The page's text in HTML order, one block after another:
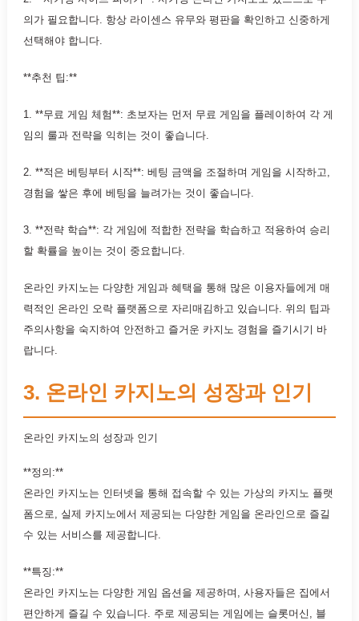
의가 필요합니다. 항상 라이센스 유무와 평판을 확인하고 신중하게
선택해야 합니다.
**추천 팁:**
1. **무료 게임 체험**: 초보자는 먼저 무료 게임을 플레이하여 각 게
임의 룰과 전략을 익히는 것이 좋습니다.
2. **적은 베팅부터 시작**: 베팅 금액을 조절하며 게임을 시작하고,
경험을 쌓은 후에 베팅을 늘려가는 것이 좋습니다.
3. **전략 학습**: 각 게임에 적합한 전략을 학습하고 적용하여 승리
할 확률을 높이는 것이 중요합니다.
온라인 카지노는 다양한 게임과 혜택을 통해 많은 이용자들에게 매
력적인 온라인 오락 플랫폼으로 자리매김하고 있습니다. 위의 팁과
주의사항을 숙지하여 안전하고 즐거운 카지노 경험을 즐기시기 바
랍니다.
3. 온라인 카지노의 성장과 인기
온라인 카지노의 성장과 인기
**정의:**
온라인 카지노는 인터넷을 통해 접속할 수 있는 가상의 카지노 플랫
폼으로, 실제 카지노에서 제공되는 다양한 게임을 온라인으로 즐길
수 있는 서비스를 제공합니다.
**특징:**
온라인 카지노는 다양한 게임 옵션을 제공하며, 사용자들은 집에서
편안하게 즐길 수 있습니다. 주로 제공되는 게임에는 슬롯머신, 블